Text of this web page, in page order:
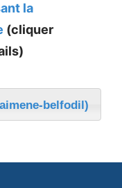
la
(cliquer
belfodil)